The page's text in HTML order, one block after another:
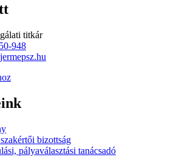
titkár
948
bizottság
pályaválasztási tanácsadó